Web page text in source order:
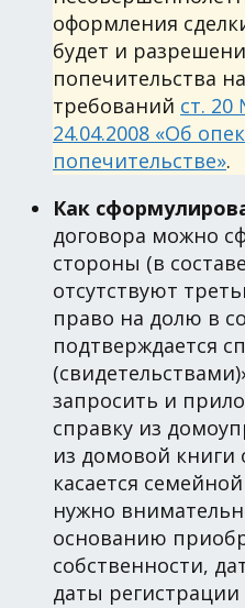
оформления
будет и
попечительства
требований ст.
24.04.2008 «Об
попечительстве».
Как
договора можно
стороны (в
отсутствуют
право на долю в
подтверждается
запросить и
справку из
из домовой книги
касается
нужно
основанию
собственности,
даты регистрации